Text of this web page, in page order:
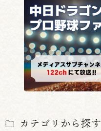
カテゴリから探す